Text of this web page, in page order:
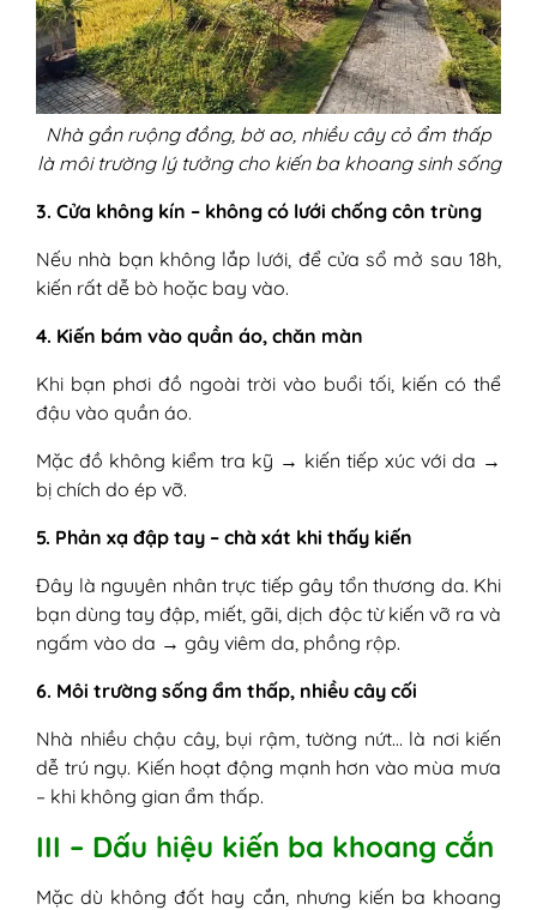
Nhà gần ruộng đồng, bờ ao, nhiều cây cỏ ẩm thấp
là môi trường lý tưởng cho kiến ba khoang sinh sống
3. Cửa không kín – không có lưới chống côn trùng
Nếu nhà bạn không lắp lưới, để cửa sổ mở sau 18h,
kiến rất dễ bò hoặc bay vào.
4. Kiến bám vào quần áo, chăn màn
Khi bạn phơi đồ ngoài trời vào buổi tối, kiến có thể
đậu vào quần áo.
Mặc đồ không kiểm tra kỹ → kiến tiếp xúc với da →
bị chích do ép vỡ.
5. Phản xạ đập tay – chà xát khi thấy kiến
Đây là nguyên nhân trực tiếp gây tổn thương da. Khi
bạn dùng tay đập, miết, gãi, dịch độc từ kiến vỡ ra và
ngấm vào da → gây viêm da, phồng rộp.
6. Môi trường sống ẩm thấp, nhiều cây cối
Nhà nhiều chậu cây, bụi rậm, tường nứt… là nơi kiến
dễ trú ngụ. Kiến hoạt động mạnh hơn vào mùa mưa
– khi không gian ẩm thấp.
III – Dấu hiệu kiến ba khoang cắn
Mặc dù không đốt hay cắn, nhưng kiến ba khoang